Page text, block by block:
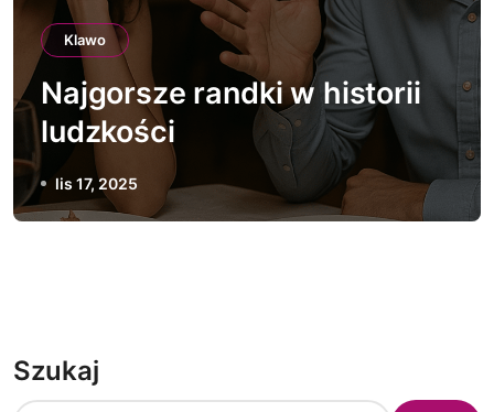
Klawo
Najgorsze randki w historii
ludzkości
lis 17, 2025
Szukaj